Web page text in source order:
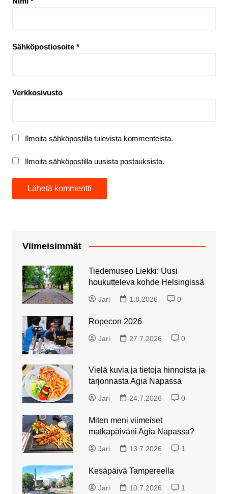
Sähköpostiosoite *
Verkkosivusto
Ilmoita sähköpostilla tulevista kommenteista.
Ilmoita sähköpostilla uusista postauksista.
Viimeisimmät
Tiedemuseo Liekki: Uusi
houkutteleva kohde Helsingissä
Jari 1.8.2026 0
Ropecon 2026
Jari 27.7.2026 0
Vielä kuvia ja tietoja hinnoista ja
tarjonnasta Agia Napassa
Jari 24.7.2026 0
Miten meni viimeiset
matkapäiväni Agia Napassa?
Jari 13.7.2026 1
Kesäpäivä Tampereella
Jari 10.7.2026 1